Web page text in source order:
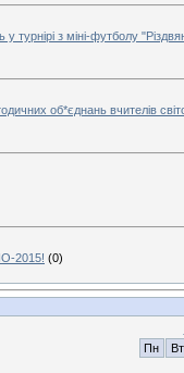
з міні-футболу
об*єднань вчителів
2015! (0)
Пн
Вт